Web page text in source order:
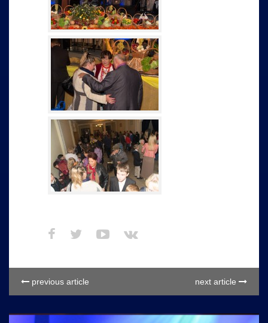
previous article next article